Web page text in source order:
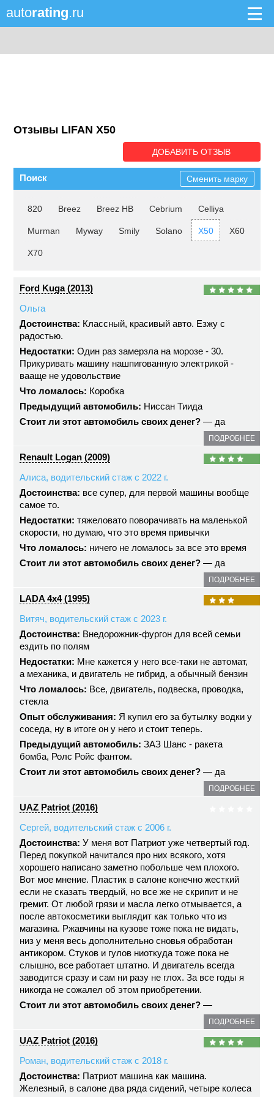
autorating.ru
Отзывы LIFAN X50
ДОБАВИТЬ ОТЗЫВ
Поиск Сменить марку
820 Breez Breez HB Cebrium Celliya
Murman Myway Smily Solano X50 X60
X70
Ford Kuga (2013)
Ольга
Достоинства: Классный, красивый авто. Езжу с
радостью.
Недостатки: Один раз замерзла на морозе - 30.
Прикуривать машину нашпигованную электрикой -
вааще не удовольствие
Что ломалось: Коробка
Предыдущий автомобиль: Ниссан Тиида
Стоит ли этот автомобиль своих денег? — да
ПОДРОБНЕЕ
Renault Logan (2009)
Алиса, водительский стаж с 2022 г.
Достоинства: все супер, для первой машины вообще
самое то.
Недостатки: тяжеловато поворачивать на маленькой
скорости, но думаю, что это время привычки
Что ломалось: ничего не ломалось за все это время
Стоит ли этот автомобиль своих денег? — да
ПОДРОБНЕЕ
LADA 4x4 (1995)
Витяч, водительский стаж с 2023 г.
Достоинства: Внедорожник-фургон для всей семьи
ездить по полям
Недостатки: Мне кажется у него все-таки не автомат,
а механика, и двигатель не гибрид, а обычный бензин
Что ломалось: Все, двигатель, подвеска, проводка,
стекла
Опыт обслуживания: Я купил его за бутылку водки у
соседа, ну в итоге он у него и стоит теперь.
Предыдущий автомобиль: ЗАЗ Шанс - ракета
бомба, Ролс Ройс фантом.
Стоит ли этот автомобиль своих денег? — да
ПОДРОБНЕЕ
UAZ Patriot (2016)
Сергей, водительский стаж с 2006 г.
Достоинства: У меня вот Патриот уже четвертый год.
Перед покупкой начитался про них всякого, хотя
хорошего написано заметно побольше чем плохого.
Вот мое мнение. Пластик в салоне конечно жесткий
если не сказать твердый, но все же не скрипит и не
гремит. От любой грязи и масла легко отмывается, а
после автокосметики выглядит как только что из
магазина. Ржавчины на кузове тоже пока не видать,
низ у меня весь дополнительно сновья обработан
антикором. Стуков и гулов ниоткуда тоже пока не
слышно, все работает штатно. И двигатель всегда
заводится сразу и сам ни разу не глох. За все годы я
никогда не сожалел об этом приобретении.
Стоит ли этот автомобиль своих денег? —
ПОДРОБНЕЕ
UAZ Patriot (2016)
Роман, водительский стаж с 2018 г.
Достоинства: Патриот машина как машина.
Железный, в салоне два ряда сидений, четыре колеса